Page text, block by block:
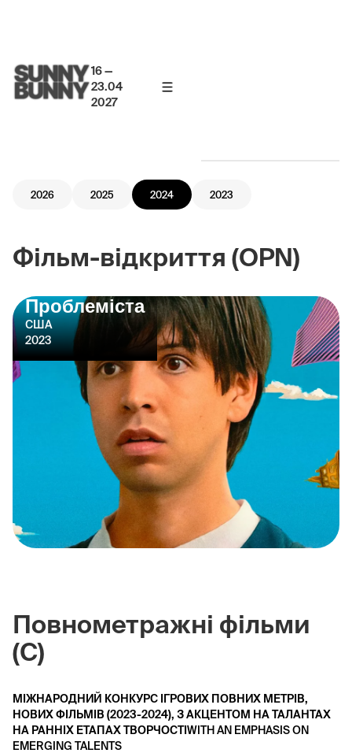
16 —
23.04
2027
2026 2025 2024 2023
Фільм-відкриття (OPN)
Проблеміста
США
2023
Повнометражні фільми
(C)
МІЖНАРОДНИЙ КОНКУРС ІГРОВИХ ПОВНИХ МЕТРІВ,
НОВИХ ФІЛЬМІВ (2023-2024), З АКЦЕНТОМ НА ТАЛАНТАХ
НА РАННІХ ЕТАПАХ ТВОРЧОСТІWITH AN EMPHASIS ON
EMERGING TALENTS